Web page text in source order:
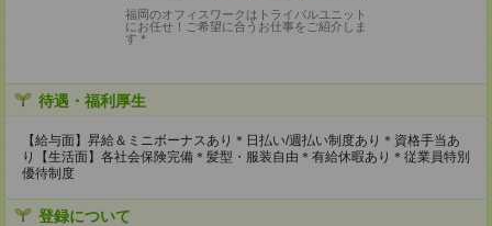
福岡のオフィスワークはトライバルユニット
にお任せ！ご希望に合うお仕事をご紹介しま
す＊
待遇・福利厚生
【給与面】昇給＆ミニボーナスあり＊日払い/週払い制度あり＊資格手当あ
り【生活面】各社会保険完備＊髪型・服装自由＊有給休暇あり＊従業員特別
優待制度
登録について